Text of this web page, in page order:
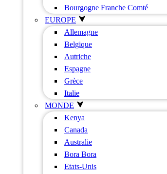
Bourgogne Franche Comté
EUROPE
Allemagne
Belgique
Autriche
Espagne
Grèce
Italie
MONDE
Kenya
Canada
Australie
Bora Bora
Etats-Unis